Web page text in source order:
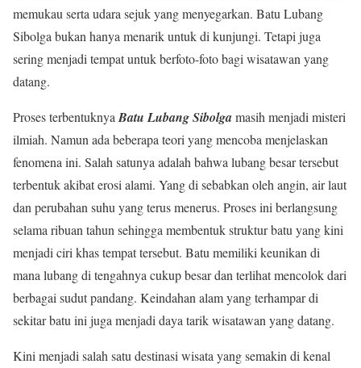
memukau serta udara sejuk yang menyegarkan. Batu Lubang
Sibolga bukan hanya menarik untuk di kunjungi. Tetapi juga
sering menjadi tempat untuk berfoto-foto bagi wisatawan yang
datang.
Proses terbentuknya Batu Lubang Sibolgamasih menjadi misteri
ilmiah. Namun ada beberapa teori yang mencoba menjelaskan
fenomena ini. Salah satunya adalah bahwa lubang besar tersebut
terbentuk akibat erosi alami. Yang di sebabkan oleh angin, air laut
dan perubahan suhu yang terus menerus. Proses ini berlangsung
selama ribuan tahun sehingga membentuk struktur batu yang kini
menjadi ciri khas tempat tersebut. Batu memiliki keunikan di
mana lubang di tengahnya cukup besar dan terlihat mencolok dari
berbagai sudut pandang. Keindahan alam yang terhampar di
sekitar batu ini juga menjadi daya tarik wisatawan yang datang.
Kini menjadi salah satu destinasi wisata yang semakin di kenal